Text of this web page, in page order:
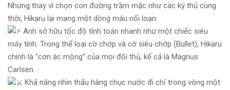
Nhưng thay vì chọn con đường trầm mặc như các kỳ thủ cùng
thời, Hikaru lại mang một dòng máu nổi loạn:
Anh sở hữu tốc độ tính toán nhanh như một chiếc siêu
máy tính. Trong thể loại cờ chớp và cờ siêu chớp (Bullet), Hikaru
chính là “cơn ác mộng” của mọi đối thủ, kể cả là Magnus
Carlsen.
Khả năng nhìn thấu hàng chục nước đi chỉ trong vòng một